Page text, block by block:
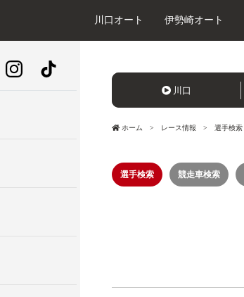
川口オート 伊勢崎オート
川口
ホーム レース情報 選手検索
選手検索 競走車検索